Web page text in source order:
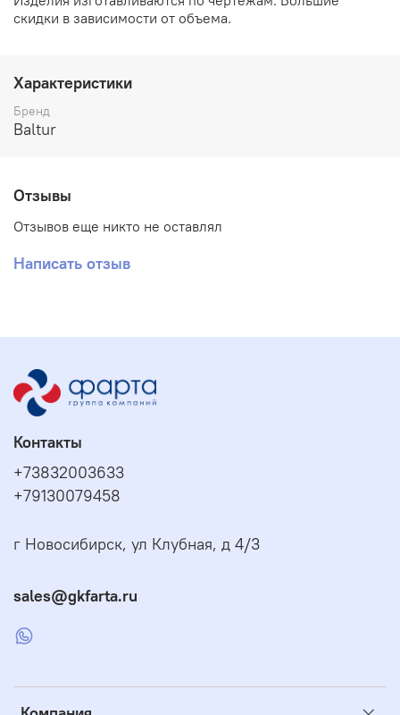
скидки в зависимости от объема.
Характеристики
Бренд
Baltur
Отзывы
Отзывов еще никто не оставлял
Написать отзыв
Контакты
+73832003633
+79130079458
г Новосибирск, ул Клубная, д 4/3
sales@gkfarta.ru